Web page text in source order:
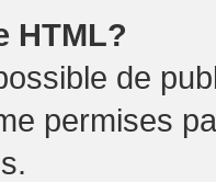
HTML?
de
permises